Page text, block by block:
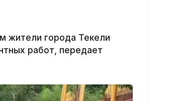
жители города Текели
работ, передает